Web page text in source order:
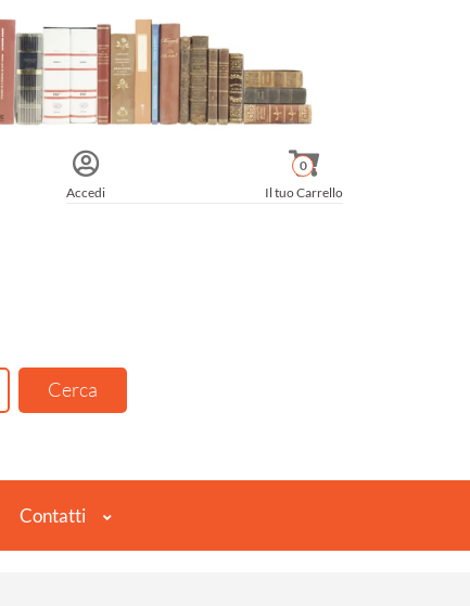
Accedi Il tuo Carrello
0
Contatti